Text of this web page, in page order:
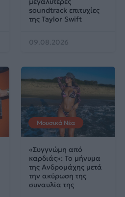
soundtrack επιτυχίες
της Taylor Swift
09.08.2026
Μουσικά Νέα
«Συγγνώμη από
καρδιάς»: Το μήνυμα
της Ανδρομάχης μετά
την ακύρωση της
συναυλία της